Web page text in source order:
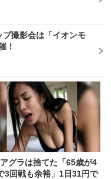
プ撮影会は「イオンモ
！
グラは捨てた「65歳が4
3回戦も余裕」1日31円で